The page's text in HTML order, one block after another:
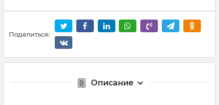
Поделиться:
Описание